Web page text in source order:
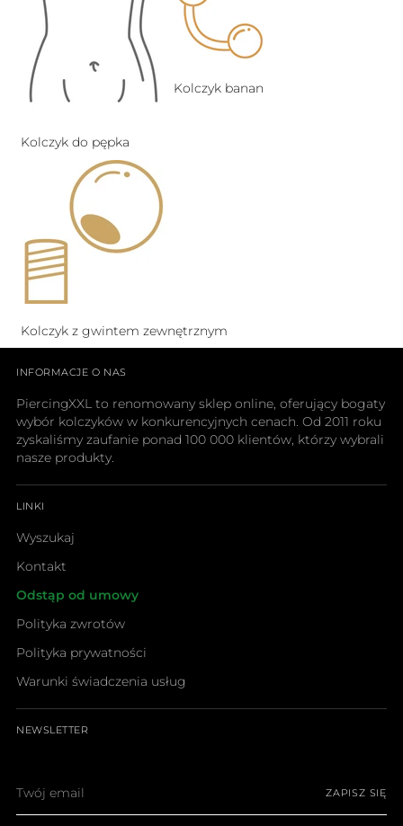
Kolczyk do pępka
Kolczyk banan
Kolczyk z gwintem zewnętrznym
INFORMACJE O NAS
PiercingXXL to renomowany sklep online, oferujący bogaty
wybór kolczyków w konkurencyjnych cenach. Od 2011 roku
zyskaliśmy zaufanie ponad 100 000 klientów, którzy wybrali
nasze produkty.
LINKI
Wyszukaj
Kontakt
Odstąp od umowy
Polityka zwrotów
Polityka prywatności
Warunki świadczenia usług
NEWSLETTER
email
ZAPISZ SIĘ